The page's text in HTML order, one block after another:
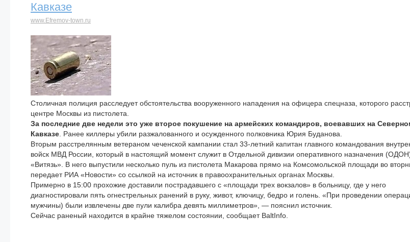
Кавказе
www.Efremov-town.ru
Столичная полиция расследует обстоятельства вооруженного нападения на офицера спецназа, которого
центре Москвы из пистолета.
За последние две недели это уже второе покушение на армейских командиров, воевавших на
Кавказе . Ранее киллеры убили разжалованного и осужденного полковника Юрия Буданова.
Вторым расстрелянным ветераном чеченской кампании стал 33-летний капитан главного командования
войск МВД России, который в настоящий момент служит в Отдельной дивизии оперативного назначения
«Витязь». В него выпустили несколько пуль из пистолета Макарова прямо на Комсомольской площади во
передает РИА «Новости» со ссылкой на источник в правоохранительных органах Москвы.
Примерно в 15:00 прохожие доставили пострадавшего с «площади трех вокзалов» в больницу, где у него
диагностировали пять огнестрельных ранений в руку, живот, ключицу, бедро и голень. «При проведении
мужчины) были извлечены две пули калибра девять миллиметров», — пояснил источник.
Сейчас раненый находится в крайне тяжелом состоянии, сообщает BaltInfo.